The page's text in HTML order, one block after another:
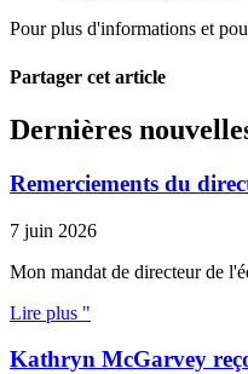
Pour plus d'informations et
Partager cet article
Dernières
Remerciements du
7 juin 2026
Mon mandat de directeur de
Lire plus "
Kathryn McGarvey